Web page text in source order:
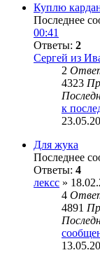
Куплю
Последнее
00:41
Ответы: 2
Сергей из
2
4323
к
Для жука
Последнее
Ответы: 4
лексс »
4
4891